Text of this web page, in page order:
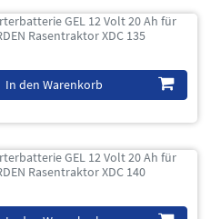
GEL 12 Volt 20 Ah für
Rasentraktor XDC 135
In den Warenkorb
GEL 12 Volt 20 Ah für
Rasentraktor XDC 140